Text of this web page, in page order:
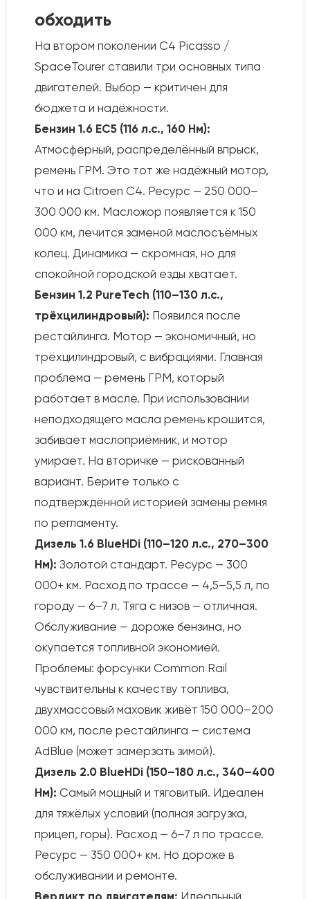
обходить
На втором поколении C4 Picasso /
SpaceTourer ставили три основных типа
двигателей. Выбор — критичен для
бюджета и надёжности.
Бензин 1.6 EC5 (116 л.с., 160 Нм):
Атмосферный, распределённый впрыск,
ремень ГРМ. Это тот же надёжный мотор,
что и на Citroen C4. Ресурс — 250 000–
300 000 км. Масложор появляется к 150
000 км, лечится заменой маслосъёмных
колец. Динамика — скромная, но для
спокойной городской езды хватает.
Бензин 1.2 PureTech (110–130 л.с.,
трёхцилиндровый): Появился после
рестайлинга. Мотор — экономичный, но
трёхцилиндровый, с вибрациями. Главная
проблема — ремень ГРМ, который
работает в масле. При использовании
неподходящего масла ремень крошится,
забивает маслоприёмник, и мотор
умирает. На вторичке — рискованный
вариант. Берите только с
подтверждённой историей замены ремня
по регламенту.
Дизель 1.6 BlueHDi (110–120 л.с., 270–300
Нм): Золотой стандарт. Ресурс — 300
000+ км. Расход по трассе — 4,5–5,5 л, по
городу — 6–7 л. Тяга с низов — отличная.
Обслуживание — дороже бензина, но
окупается топливной экономией.
Проблемы: форсунки Common Rail
чувствительны к качеству топлива,
двухмассовый маховик живёт 150 000–200
000 км, после рестайлинга — система
AdBlue (может замерзать зимой).
Дизель 2.0 BlueHDi (150–180 л.с., 340–400
Нм): Самый мощный и тяговитый. Идеален
для тяжёлых условий (полная загрузка,
прицеп, горы). Расход — 6–7 л по трассе.
Ресурс — 350 000+ км. Но дороже в
обслуживании и ремонте.
Вердикт по двигателям: Идеальный